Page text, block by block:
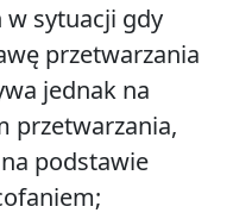
sytuacji gdy
przetwarzania
jednak na
przetwarzania,
podstawie